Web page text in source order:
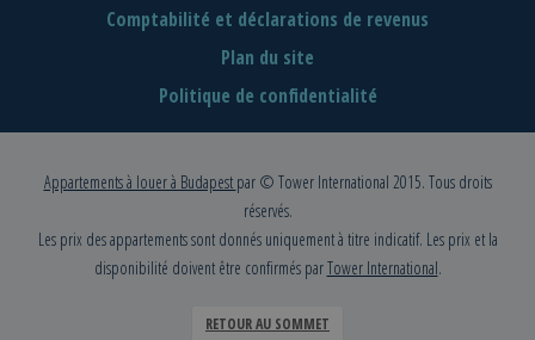
Comptabilité et déclarations de revenus
Plan du site
Politique de confidentialité
Appartements à louer à Budapest par © Tower International 2015. Tous droits
réservés.
Les prix des appartements sont donnés uniquement à titre indicatif. Les prix et la
disponibilité doivent être confirmés parTower International.
RETOUR AU SOMMET